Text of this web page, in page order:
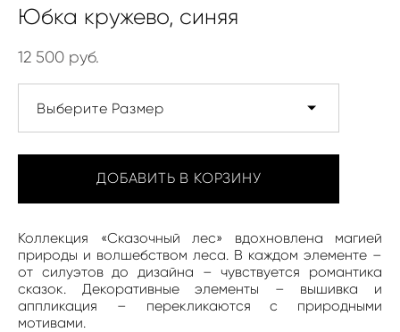
Юбка кружево, синяя
12 500 pуб.
Выберите Размер
ДОБАВИТЬ В КОРЗИНУ
Коллекция «Сказочный лес» вдохновлена магией
природы и волшебством леса. В каждом элементе –
от силуэтов до дизайна – чувствуется романтика
сказок. Декоративные элементы – вышивка и
аппликация – перекликаются с природными
мотивами.